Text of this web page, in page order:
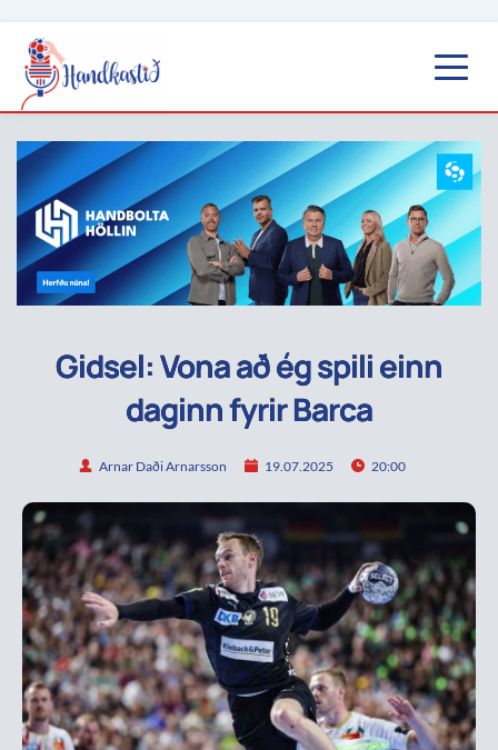
Gidsel: Vona að ég spili einn
daginn fyrir Barca
Arnar Daði Arnarsson 19.07.2025 20:00